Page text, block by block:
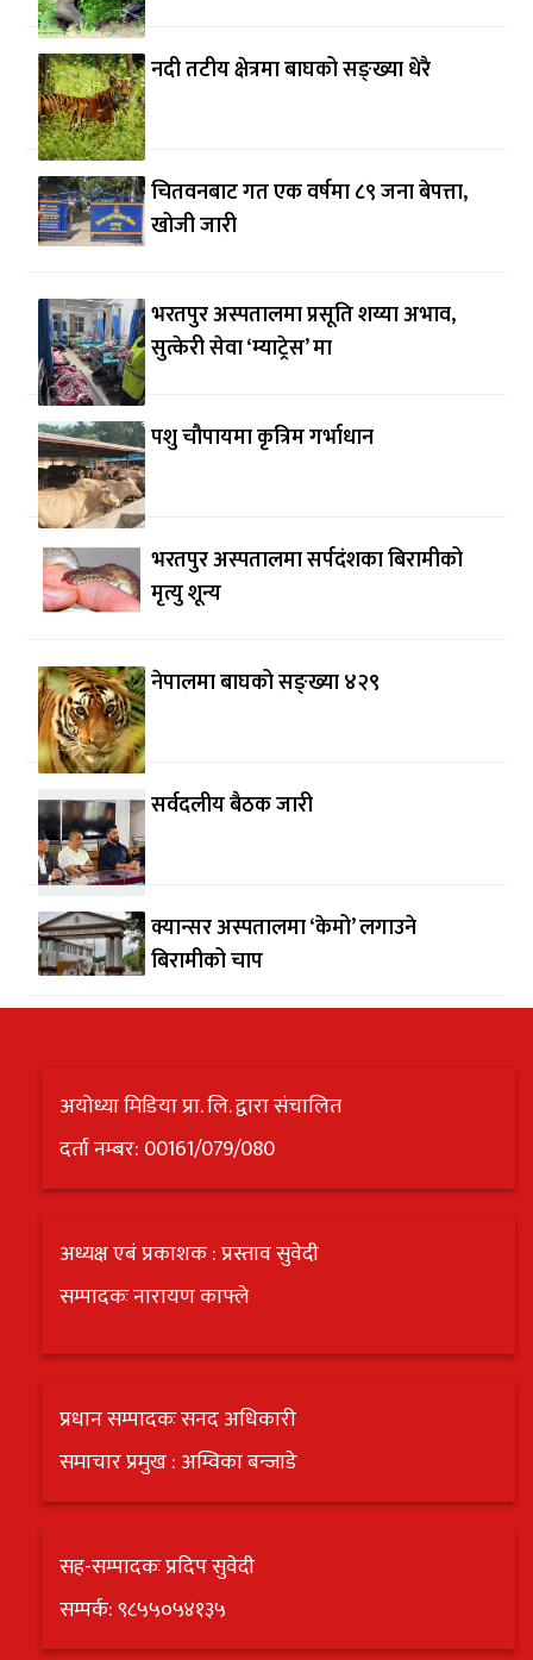
नदी तटीय क्षेत्रमा बाघको सङ्ख्या धेरै
चितवनबाट गत एक वर्षमा ८९ जना बेपत्ता,
खोजी जारी
भरतपुर अस्पतालमा प्रसूति शय्या अभाव,
सुत्केरी सेवा ‘म्याट्रेस’ मा
पशु चौपायमा कृत्रिम गर्भाधान
भरतपुर अस्पतालमा सर्पदंशका बिरामीको
मृत्यु शून्य
नेपालमा बाघको सङ्ख्या ४२९
सर्वदलीय बैठक जारी
क्यान्सर अस्पतालमा ‘केमो’ लगाउने
बिरामीको चाप
अयोध्या मिडिया प्रा. लि. द्वारा संचालित
दर्ता नम्बर: 00161/079/080
अध्यक्ष एबं प्रकाशक : प्रस्ताव सुवेदी
सम्पादकः नारायण काफ्ले
प्रधान सम्पादकः सनद अधिकारी
समाचार प्रमुख : अम्विका बन्जाडे
सह-सम्पादकः प्रदिप सुवेदी
सम्पर्क: ९८५५०५४१३५